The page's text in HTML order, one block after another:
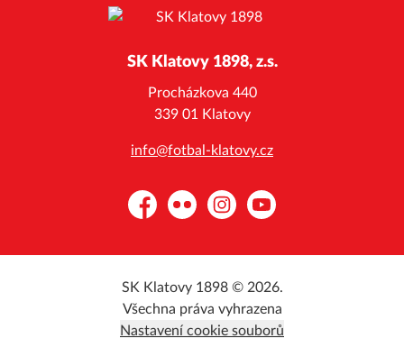
SK Klatovy 1898, z.s.
Procházkova 440
339 01 Klatovy
info@fotbal-klatovy.cz
FacebookFlickr InstagramYouTube
SK Klatovy 1898 © 2026.
Všechna práva vyhrazena
Nastavení cookie souborů